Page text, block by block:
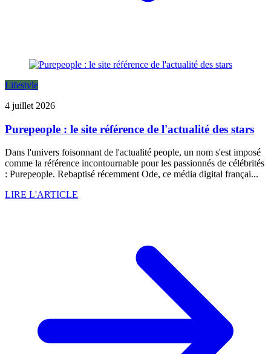
Lifestyle
4 juillet 2026
Purepeople : le site référence de l'actualité des stars
Dans l'univers foisonnant de l'actualité people, un nom s'est imposé
comme la référence incontournable pour les passionnés de célébrités
: Purepeople. Rebaptisé récemment Ode, ce média digital françai...
LIRE L'ARTICLE